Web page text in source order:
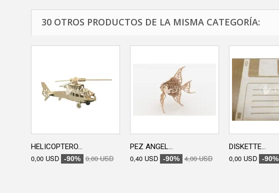
30 OTROS PRODUCTOS DE LA MISMA CATEGORÍA:
HELICOPTERO...
0,00 USD -90% 0,00 USD
PEZ ANGEL...
0,40 USD -90% 4,00 USD
DISKETTE...
0,00 USD -90%